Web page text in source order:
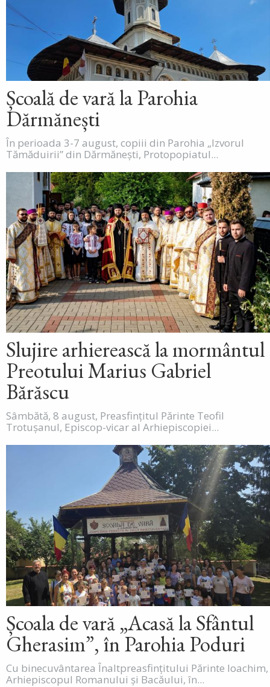
Școală de vară la Parohia
Dărmănești
În perioada 3-7 august, copiii din Parohia „Izvorul
Tămăduirii” din Dărmănești, Protopopiatul...
Slujire arhierească la mormântul
Preotului Marius Gabriel
Bărăscu
Sâmbătă, 8 august, Preasfințitul Părinte Teofil
Trotușanul, Episcop-vicar al Arhiepiscopiei...
Școala de vară „Acasă la Sfântul
Gherasim”, în Parohia Poduri
Cu binecuvântarea Înaltpreasfințitului Părinte Ioachim,
Arhiepiscopul Romanului și Bacăului, în...